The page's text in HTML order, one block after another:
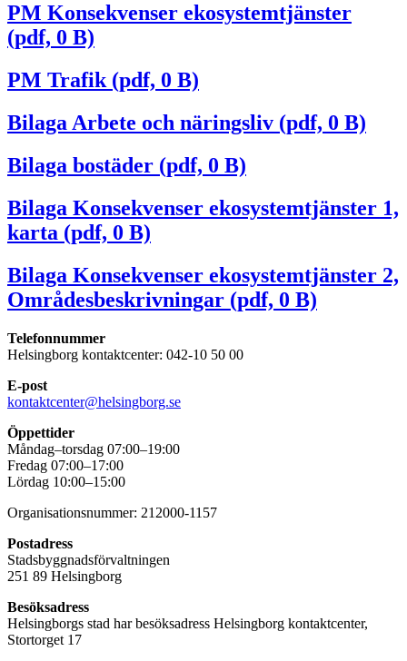
PM Konsekvenser ekosystemtjänster
(pdf, 0 B)
PM Trafik (pdf, 0 B)
Bilaga Arbete och näringsliv (pdf, 0 B)
Bilaga bostäder (pdf, 0 B)
Bilaga Konsekvenser ekosystemtjänster 1,
karta (pdf, 0 B)
Bilaga Konsekvenser ekosystemtjänster 2,
Områdesbeskrivningar (pdf, 0 B)
Telefonnummer
Helsingborg kontaktcenter: 042-10 50 00
E-post
kontaktcenter@helsingborg.se
Öppettider
Måndag–torsdag 07:00–19:00
Fredag 07:00–17:00
Lördag 10:00–15:00
Organisationsnummer: 212000-1157
Postadress
Stadsbyggnadsförvaltningen
251 89 Helsingborg
Besöksadress
Helsingborgs stad har besöksadress Helsingborg kontaktcenter,
Stortorget 17